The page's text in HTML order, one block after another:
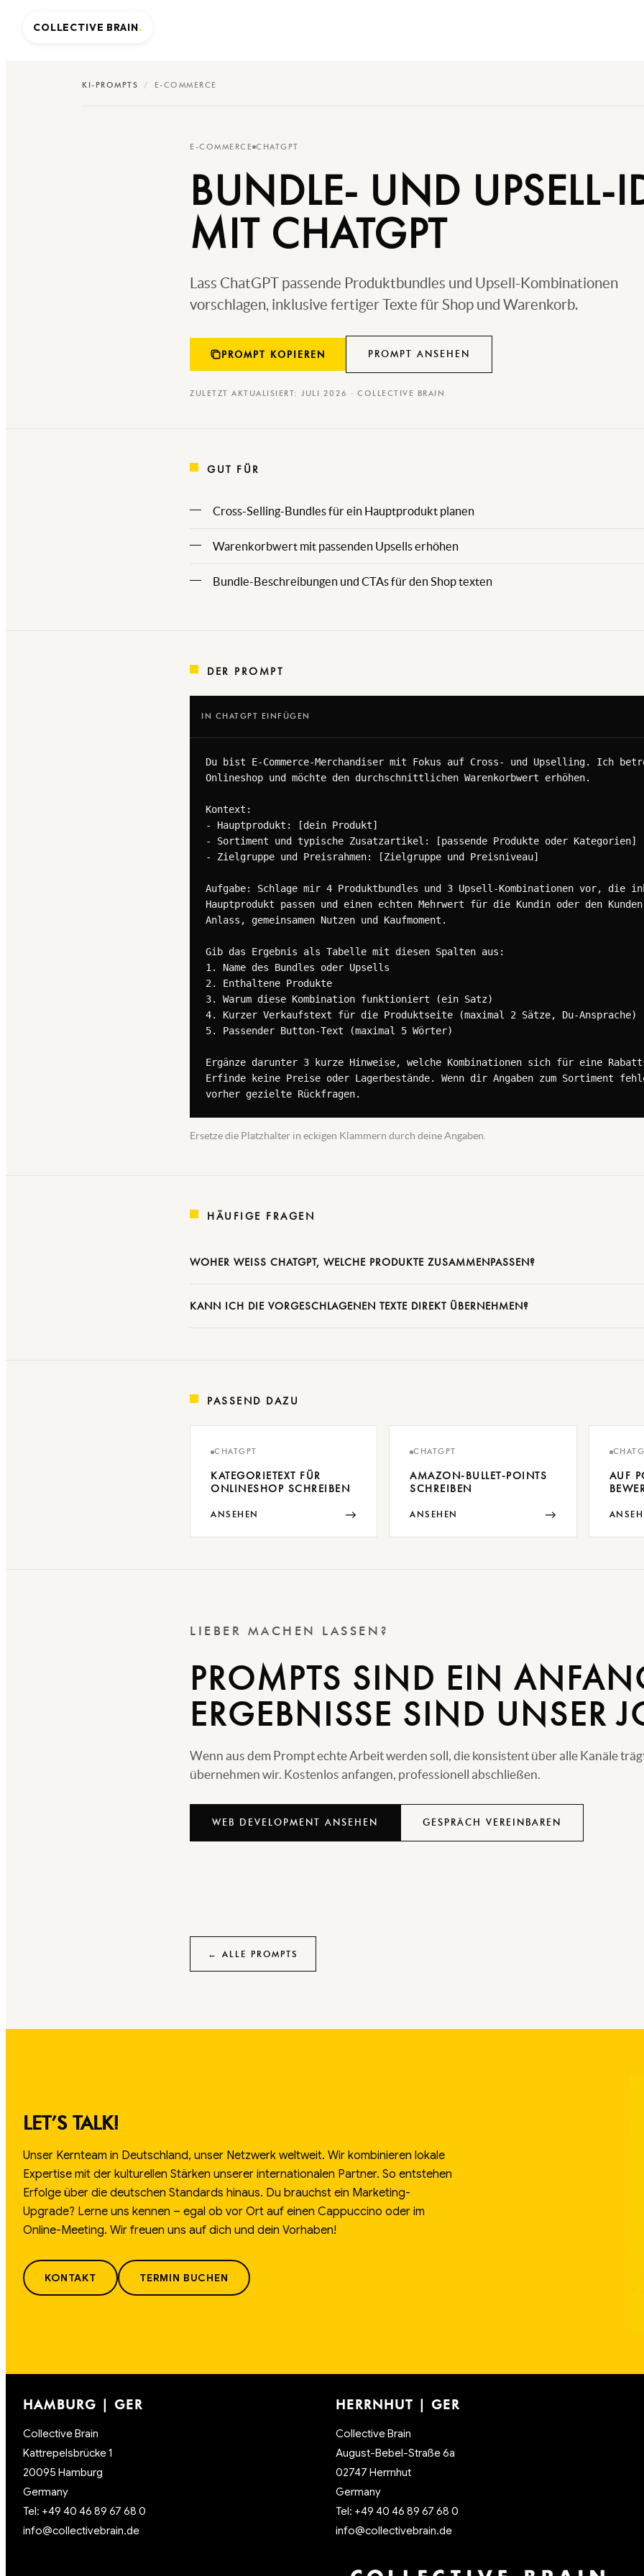
KI-PROMPTS / E-COMMERCE
E-COMMERCE CHATGPT
BUNDLE- UND UPSELL-
MIT CHATGPT
Lass ChatGPT passende Produktbundles und Upsell-Kombinationen
vorschlagen, inklusive fertiger Texte für Shop und Warenkorb.
PROMPT KOPIEREN PROMPT ANSEHEN
ZULETZT AKTUALISIERT: JULI 2026 · COLLECTIVE BRAIN
GUT FÜR
Cross-Selling-Bundles für ein Hauptprodukt planen
Warenkorbwert mit passenden Upsells erhöhen
Bundle-Beschreibungen und CTAs für den Shop texten
DER PROMPT
IN CHATGPT EINFÜGEN
Du bist E-Commerce-Merchandiser mit Fokus auf Cross- und Upselling. Ich
Onlineshop und möchte den durchschnittlichen Warenkorbwert erhöhen.
Kontext:
- Hauptprodukt: [dein Produkt]
- Sortiment und typische Zusatzartikel: [passende Produkte oder Kategorien]
- Zielgruppe und Preisrahmen: [Zielgruppe und Preisniveau]
Aufgabe: Schlage mir 4 Produktbundles und 3 Upsell-Kombinationen vor, die
Hauptprodukt passen und einen echten Mehrwert für die Kundin oder den
Anlass, gemeinsamen Nutzen und Kaufmoment.
Gib das Ergebnis als Tabelle mit diesen Spalten aus:
1. Name des Bundles oder Upsells
2. Enthaltene Produkte
3. Warum diese Kombination funktioniert (ein Satz)
4. Kurzer Verkaufstext für die Produktseite (maximal 2 Sätze, Du-Ansprache)
5. Passender Button-Text (maximal 5 Wörter)
Ergänze darunter 3 kurze Hinweise, welche Kombinationen sich für eine
Erfinde keine Preise oder Lagerbestände. Wenn dir Angaben zum Sortiment
vorher gezielte Rückfragen.
Ersetze die Platzhalter in eckigen Klammern durch deine Angaben.
HÄUFIGE FRAGEN
WOHER WEISS CHATGPT, WELCHE PRODUKTE ZUSAMMENPASSEN?
KANN ICH DIE VORGESCHLAGENEN TEXTE DIREKT ÜBERNEHMEN?
PASSEND DAZU
CHATGPT
KATEGORIETEXT FÜR
ONLINESHOP SCHREIBEN
ANSEHEN →
CHATGPT
AMAZON-BULLET-POINTS
SCHREIBEN
ANSEHEN →
AUF
LIEBER MACHEN LASSEN?
PROMPTS SIND EIN
ERGEBNISSE SIND UNSER
Wenn aus dem Prompt echte Arbeit werden soll, die konsistent über alle Kanäle
übernehmen wir. Kostenlos anfangen, professionell abschließen.
WEB DEVELOPMENT ANSEHEN GESPRÄCH VEREINBAREN
← ALLE PROMPTS
LET’S TALK!
Unser Kernteam in Deutschland, unser Netzwerk weltweit. Wir kombinieren lokale
Expertise mit der kulturellen Stärken unserer internationalen Partner. So entstehen
Erfolge über die deutschen Standards hinaus. Du brauchst ein Marketing-
Upgrade? Lerne uns kennen – egal ob vor Ort auf einen Cappuccino oder im
Online-Meeting. Wir freuen uns auf dich und dein Vorhaben!
KONTAKT TERMIN BUCHEN
HAMBURG | GER
Collective Brain
Kattrepelsbrücke 1
20095 Hamburg
Germany
Tel: +49 40 46 89 67 68 0
info@collectivebrain.de
HERRNHUT | GER
Collective Brain
August-Bebel-Straße 6a
02747 Herrnhut
Germany
Tel: +49 40 46 89 67 68 0
info@collectivebrain.de
COLLECTIVE BRAIN.